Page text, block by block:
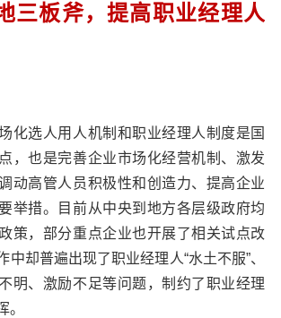
三板斧，提高职业经理人
化选人用人机制和职业经理人制度是国
，也是完善企业市场化经营机制、激发
动高管人员积极性和创造力、提高企业
举措。目前从中央到地方各层级政府均
策，部分重点企业也开展了相关试点改
中却普遍出现了职业经理人“水土不服”、
明、激励不足等问题，制约了职业经理
。